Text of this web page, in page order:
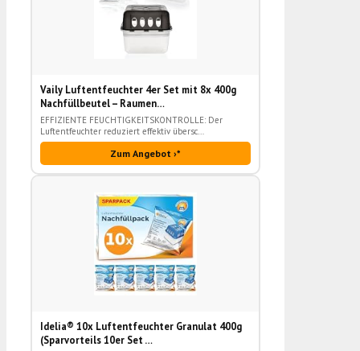
Vaily Luftentfeuchter 4er Set mit 8x 400g
Nachfüllbeutel – Raumen…
EFFIZIENTE FEUCHTIGKEITSKONTROLLE: Der
Luftentfeuchter reduziert effektiv übersc…
Zum Angebot ›*
Idelia® 10x Luftentfeuchter Granulat 400g
(Sparvorteils 10er Set …